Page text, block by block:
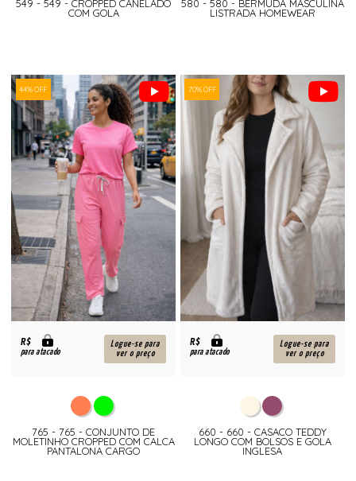
549 - 549 - CROPPED CANELADO
COM GOLA
580 - 580 - BERMUDA MASCULINA
LISTRADA HOMEWEAR
44% OFF
R$
para atacado
Logue-se para
ver o preço
765 - 765 - CONJUNTO DE
MOLETINHO CROPPED COM CALCA
PANTALONA CARGO
70% OFF
R$
para atacado
Logue-se para
ver o preço
660 - 660 - CASACO TEDDY
LONGO COM BOLSOS E GOLA
INGLESA